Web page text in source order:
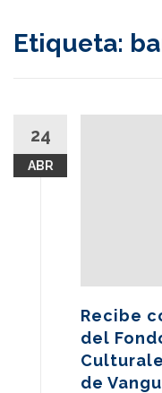
Etiqueta:
24
ABR
Recibe
del
de